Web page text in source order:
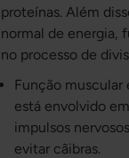
proteínas. Além
normal de energia,
no processo de
Função muscular
está envolvido
impulsos
evitar cãibras.